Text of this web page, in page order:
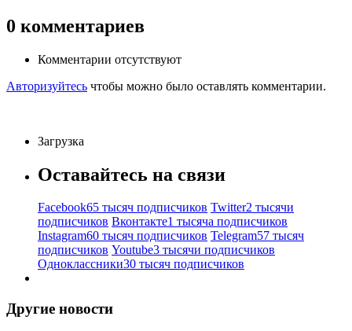
0 комментариев
Комментарии отсутствуют
Авторизуйтесь чтобы можно было оставлять комментарии.
Загрузка
Оставайтесь на связи
Facebook65 тысяч подписчиков Twitter2 тысячи
подписчиков Вконтакте1 тысяча подписчиков
Instagram60 тысяч подписчиков Telegram57 тысяч
подписчиков Youtube3 тысячи подписчиков
Одноклассники30 тысяч подписчиков
Другие новости